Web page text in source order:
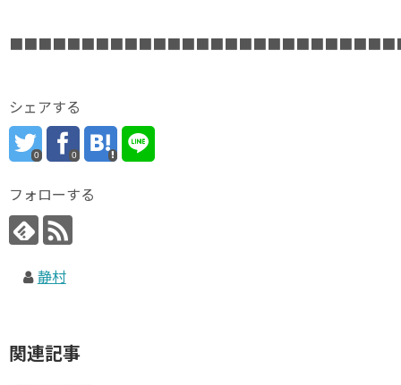
シェアする
0 0
フォローする
静村
関連記事